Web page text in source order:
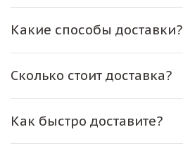
Какие способы доставки?
Сколько стоит доставка?
Как быстро доставите?